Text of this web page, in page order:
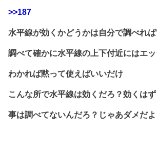
>>187
水平線が効くかどうかは自分で調べれ
調べて確かに水平線の上下付近にはエ
わかれば黙って使えばいいだけ
こんな所で水平線は効くだろ？効くは
事は調べてないんだろ？じゃあダメだよ